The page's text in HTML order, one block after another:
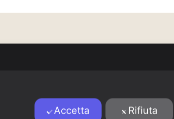
Accetta Rifiuta